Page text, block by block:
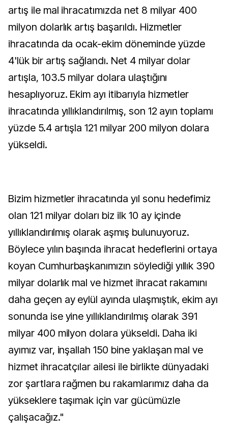
artış ile mal ihracatımızda net 8 milyar 400
milyon dolarlık artış başarıldı. Hizmetler
ihracatında da ocak-ekim döneminde yüzde
4'lük bir artış sağlandı. Net 4 milyar dolar
artışla, 103.5 milyar dolara ulaştığını
hesaplıyoruz. Ekim ayı itibarıyla hizmetler
ihracatında yıllıklandırılmış, son 12 ayın toplamı
yüzde 5.4 artışla 121 milyar 200 milyon dolara
yükseldi.
Bizim hizmetler ihracatında yıl sonu hedefimiz
olan 121 milyar doları biz ilk 10 ay içinde
yıllıklandırılmış olarak aşmış bulunuyoruz.
Böylece yılın başında ihracat hedeflerini ortaya
koyan Cumhurbaşkanımızın söylediği yıllık 390
milyar dolarlık mal ve hizmet ihracat rakamını
daha geçen ay eylül ayında ulaşmıştık, ekim ayı
sonunda ise yine yıllıklandırılmış olarak 391
milyar 400 milyon dolara yükseldi. Daha iki
ayımız var, inşallah 150 bine yaklaşan mal ve
hizmet ihracatçılar ailesi ile birlikte dünyadaki
zor şartlara rağmen bu rakamlarımız daha da
yükseklere taşımak için var gücümüzle
çalışacağız."